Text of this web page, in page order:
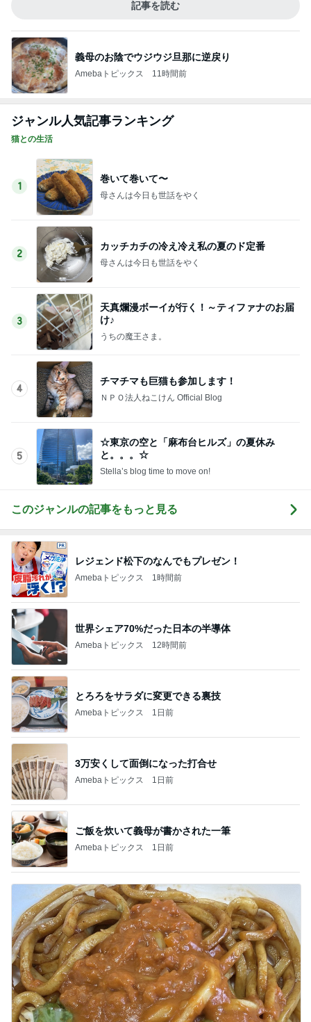
記事を読む
義母のお陰でウジウジ旦那に逆戻り
Amebaトピックス 11時間前
ジャンル人気記事ランキング
猫との生活
1
巻いて巻いて〜
母さんは今日も世話をやく
2
カッチカチの冷え冷え私の夏のド定番
母さんは今日も世話をやく
3
天真爛漫ボーイが行く！～ティファナのお届
け♪
うちの魔王さま。
4
チマチマも巨猫も参加します！
ＮＰＯ法人ねこけん Official Blog
5
☆東京の空と「麻布台ヒルズ」の夏休み
と。。。☆
Stella’s blog time to move on!
このジャンルの記事をもっと見る
レジェンド松下のなんでもプレゼン！
Amebaトピックス 1時間前
世界シェア70%だった日本の半導体
Amebaトピックス 12時間前
とろろをサラダに変更できる裏技
Amebaトピックス 1日前
3万安くして面倒になった打合せ
Amebaトピックス 1日前
ご飯を炊いて義母が書かされた一筆
Amebaトピックス 1日前